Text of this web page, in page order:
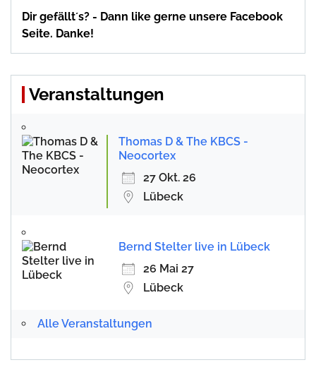
Dir gefällt´s? - Dann like gerne unsere Facebook
Seite. Danke!
Veranstaltungen
Thomas D & The KBCS -
Neocortex
27 Okt. 26
Lübeck
Bernd Stelter live in Lübeck
26 Mai 27
Lübeck
Alle Veranstaltungen